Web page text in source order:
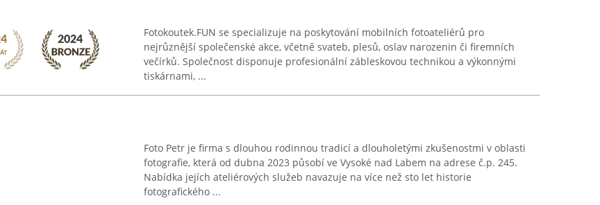
Fotokoutek.FUN se specializuje na poskytování mobilních fotoateliérů pro
nejrůznější společenské akce, včetně svateb, plesů, oslav narozenin či firemních
večírků. Společnost disponuje profesionální zábleskovou technikou a výkonnými
tiskárnami, ...
Foto Petr je firma s dlouhou rodinnou tradicí a dlouholetými zkušenostmi v oblasti
fotografie, která od dubna 2023 působí ve Vysoké nad Labem na adrese č.p. 245.
Nabídka jejích ateliérových služeb navazuje na více než sto let historie
fotografického ...